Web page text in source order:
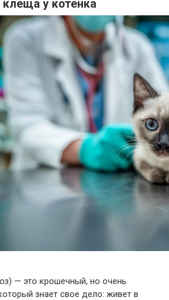
у котенка
— это крошечный, но очень
знает свое дело: живет в